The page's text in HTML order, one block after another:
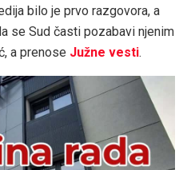
bilo je prvo razgovora, a
se Sud časti pozabavi njenim
a prenose Južne vesti.